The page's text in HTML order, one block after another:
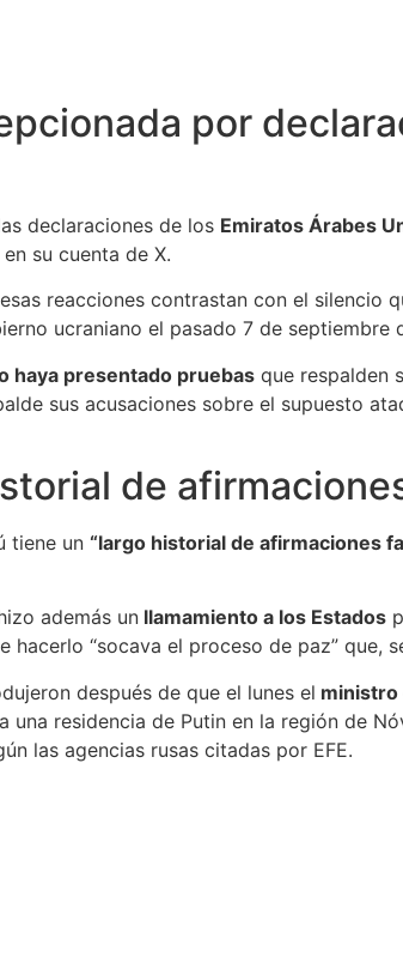
por
declaraciones de los Emiratos Árabes
su cuenta de X.
reacciones contrastan con el silencio
ucraniano el pasado 7 de
haya presentado pruebas que respalden
sus acusaciones sobre el supuesto
de
tiene un “largo historial de afirmaciones
además un llamamiento a los Estados
hacerlo “socava el proceso de paz” que,
después de que el lunes el ministro
una residencia de Putin en la región de
las agencias rusas citadas por EFE.